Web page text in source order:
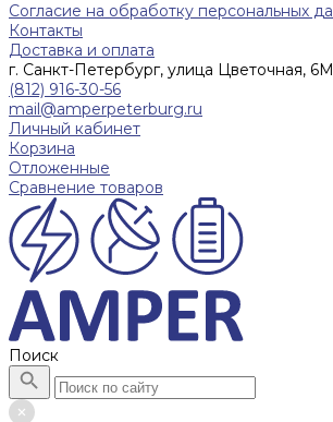
Согласие на обработку персональных
Контакты
Доставка и оплата
г. Санкт-Петербург, улица Цветочная, 6М
(812) 916-30-56
mail@amperpeterburg.ru
Личный кабинет
Корзина
Отложенные
Сравнение товаров
Поиск